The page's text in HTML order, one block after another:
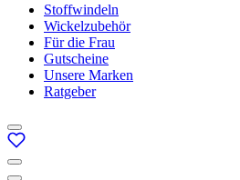
Stoffwindeln
Wickelzubehör
Für die Frau
Gutscheine
Unsere Marken
Ratgeber